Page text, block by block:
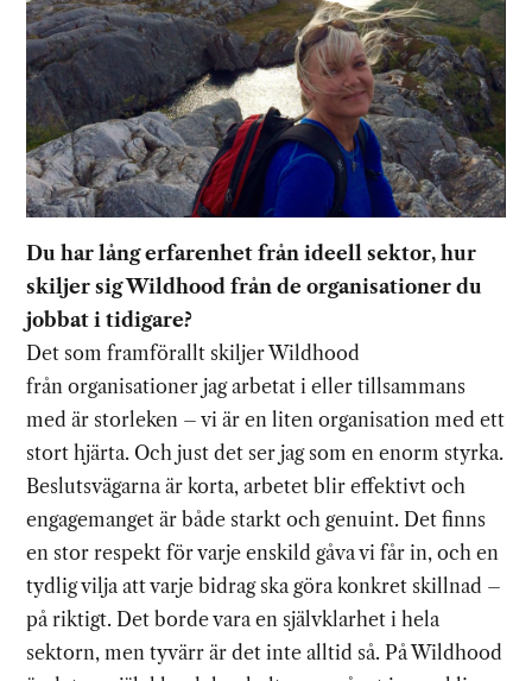
Du har lång erfarenhet från ideell sektor, hur
skiljer sig Wildhood från de organisationer du
jobbat i tidigare?
Det som framförallt skiljer Wildhood
från organisationer jag arbetat i eller tillsammans
med är storleken – vi är en liten organisation med ett
stort hjärta. Och just det ser jag som en enorm styrka.
Beslutsvägarna är korta, arbetet blir effektivt och
engagemanget är både starkt och genuint. Det finns
en stor respekt för varje enskild gåva vi får in, och en
tydlig vilja att varje bidrag ska göra konkret skillnad –
på riktigt. Det borde vara en självklarhet i hela
sektorn, men tyvärr är det inte alltid så. På Wildhood